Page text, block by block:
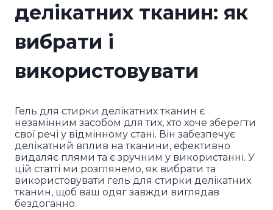
делікатних тканин: як
вибрати і
використовувати
Гель для стирки делікатних тканин є
незамінним засобом для тих, хто хоче зберегти
свої речі у відмінному стані. Він забезпечує
делікатний вплив на тканини, ефективно
видаляє плями та є зручним у використанні. У
цій статті ми розглянемо, як вибрати та
використовувати гель для стирки делікатних
тканин, щоб ваш одяг завжди виглядав
бездоганно.